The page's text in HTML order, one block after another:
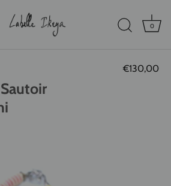
0
€130,00